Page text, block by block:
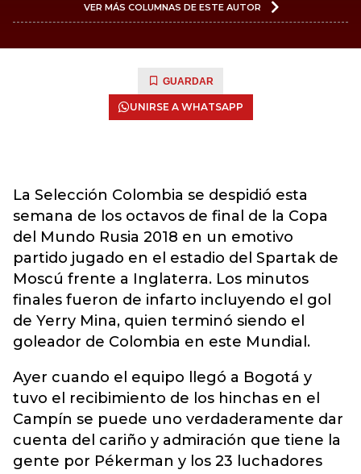
VER MÁS COLUMNAS DE ESTE AUTOR
GUARDAR
UNIRSE A WHATSAPP
La Selección Colombia se despidió esta
semana de los octavos de final de la Copa
del Mundo Rusia 2018 en un emotivo
partido jugado en el estadio del Spartak de
Moscú frente a Inglaterra. Los minutos
finales fueron de infarto incluyendo el gol
de Yerry Mina, quien terminó siendo el
goleador de Colombia en este Mundial.
Ayer cuando el equipo llegó a Bogotá y
tuvo el recibimiento de los hinchas en el
Campín se puede uno verdaderamente dar
cuenta del cariño y admiración que tiene la
gente por Pékerman y los 23 luchadores